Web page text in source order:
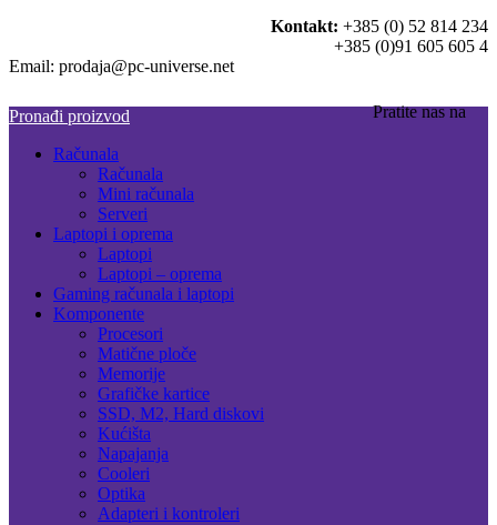
Kontakt: +385 (0) 52 814 234
+385 (0)91 605 605 4
Email: prodaja@pc-universe.net
Pratite nas na
Pronađi proizvod
Računala
Računala
Mini računala
Serveri
Laptopi i oprema
Laptopi
Laptopi – oprema
Gaming računala i laptopi
Komponente
Procesori
Matične ploče
Memorije
Grafičke kartice
SSD, M2, Hard diskovi
Kućišta
Napajanja
Cooleri
Optika
Adapteri i kontroleri